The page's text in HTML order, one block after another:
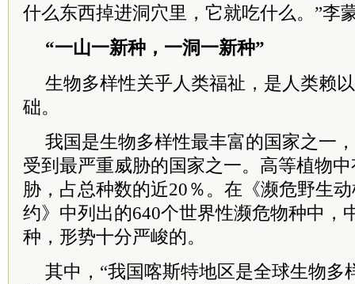
什么东西掉进洞穴里，它就吃什么。”李
“一山一新种，一洞一新种”
生物多样性关乎人类福祉，是人类赖
础。
我国是生物多样性最丰富的国家之一
受到最严重威胁的国家之一。高等植物
胁，占总种数的近20％。在《濒危野生
约》中列出的640个世界性濒危物种中，
种，形势十分严峻的。
其中，“我国喀斯特地区是全球生物多